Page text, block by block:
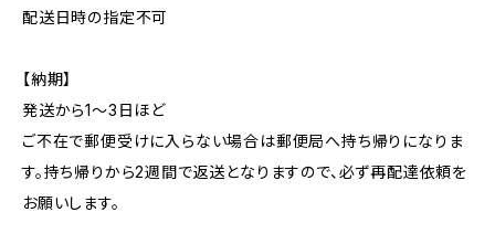
配送日時の指定不可
【納期】
発送から1〜3日ほど
ご不在で郵便受けに入らない場合は郵便局へ持ち帰りになりま
す。持ち帰りから2週間で返送となりますので、必ず再配達依頼を
お願いします。